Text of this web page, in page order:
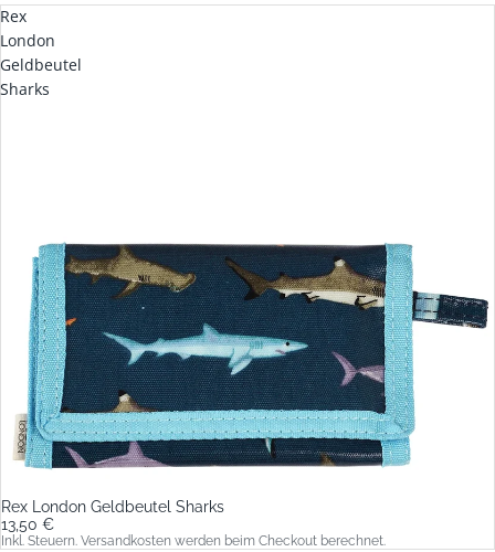
Rex
London
Geldbeutel
Sharks
Rex London Geldbeutel Sharks
13,50 €
Inkl. Steuern. Versandkosten werden beim Checkout berechnet.